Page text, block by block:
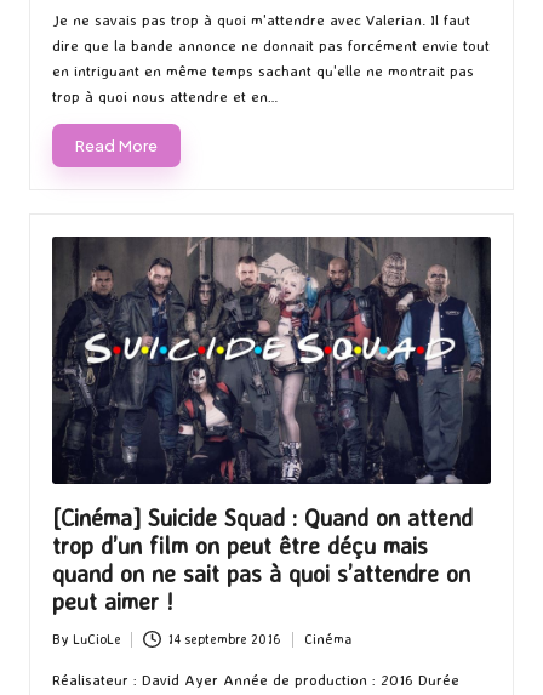
by
in
Je ne savais pas trop à quoi m'attendre avec Valerian. Il faut
dire que la bande annonce ne donnait pas forcément envie tout
en intriguant en même temps sachant qu'elle ne montrait pas
trop à quoi nous attendre et en…
Read More
[Cinéma] Suicide Squad : Quand on attend
trop d’un film on peut être déçu mais
quand on ne sait pas à quoi s’attendre on
peut aimer !
Posted
by
By LuCioLe 14 septembre 2016
in
Cinéma
Réalisateur : David Ayer Année de production : 2016 Durée